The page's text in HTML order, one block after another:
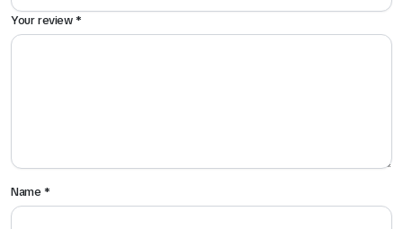
Your review*
Name*